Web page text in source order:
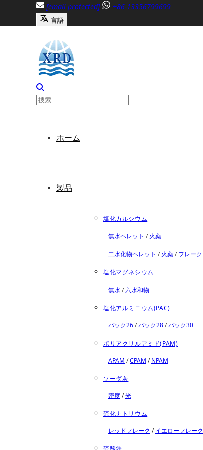
へ
[email protected] +86-13356799699
言語
ホーム
製品
塩化カルシウム
無水ペレット /火薬
二水化物ペレット /火薬/フレーク
塩化マグネシウム
無水/六水和物
塩化アルミニウム(PAC)
パック26/パック28/パック30
ポリアクリルアミド(PAM)
APAM /CPAM /NPAM
ソーダ灰
密度/光
硫化ナトリウム
レッドフレーク /イエローフレーク